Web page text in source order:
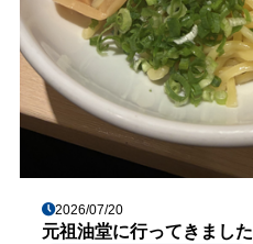
2026/07/20
元祖油堂に行ってきました